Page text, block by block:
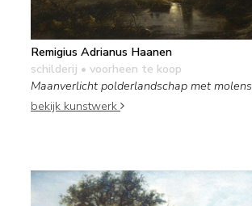
Remigius Adrianus Haanen
schilderij • voorheen te koop
Maanverlicht polderlandschap met molens
bekijk kunstwerk